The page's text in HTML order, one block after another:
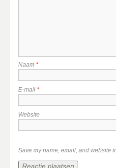
Naam *
E-mail *
Website
Save my name, email, and website